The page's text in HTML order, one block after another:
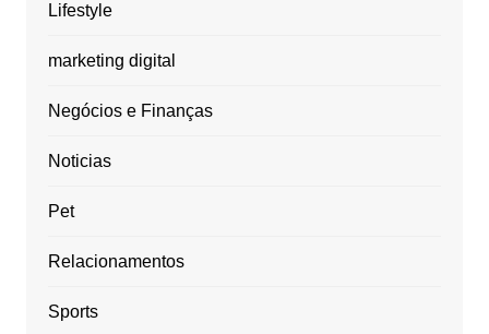
Lifestyle
marketing digital
Negócios e Finanças
Noticias
Pet
Relacionamentos
Sports